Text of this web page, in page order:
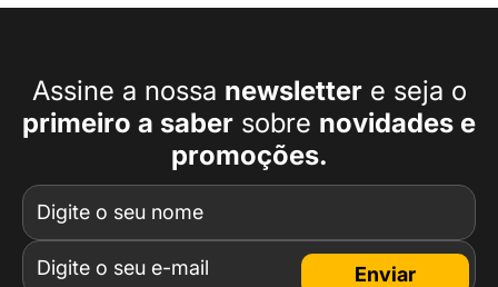
Assine a nossa newslettere seja o
primeiro a saber sobre novidades e
promoções.
Enviar